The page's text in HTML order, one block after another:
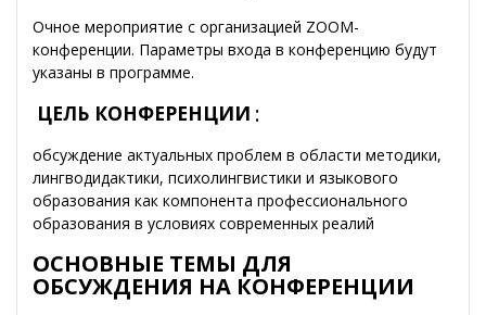
Очное мероприятие с организацией ZOOM-
конференции. Параметры входа в конференцию будут
указаны в программе.
ЦЕЛЬ КОНФЕРЕНЦИИ :
обсуждение актуальных проблем в области методики,
лингводидактики, психолингвистики и языкового
образования как компонента профессионального
образования в условиях современных реалий
ОСНОВНЫЕ ТЕМЫ ДЛЯ
ОБСУЖДЕНИЯ НА КОНФЕРЕНЦИИ